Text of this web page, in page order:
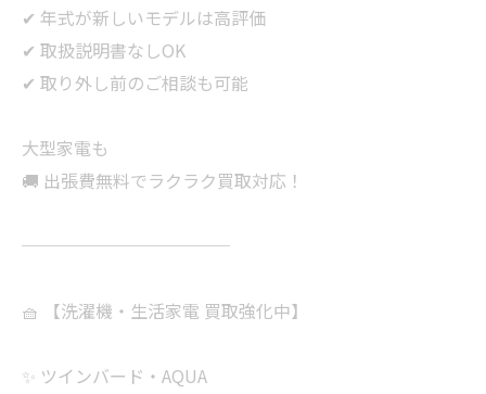
✔ 年式が新しいモデルは高評価
✔ 取扱説明書なしOK
✔ 取り外し前のご相談も可能
大型家電も
🚚 出張費無料でラクラク買取対応！
────────────
🧺 【洗濯機・生活家電 買取強化中】
✨ ツインバード・AQUA